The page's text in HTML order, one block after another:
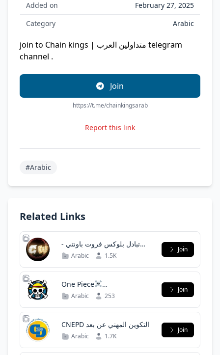
Added on
February 27, 2025
Category
Arabic
join to Chain kings | متداولين العرب telegram
channel .
Join
https://t.me/chainkingsarab
Report this link
#Arabic
Related Links
- تبادل بلوكس فروت باونتي
SW-Arabic 1.5K
Join
One Piece
Manga&Spoyler
Arabic 253
Join
CNEPD التكوين المهني عن بعد
Arabic 1.7K
Join